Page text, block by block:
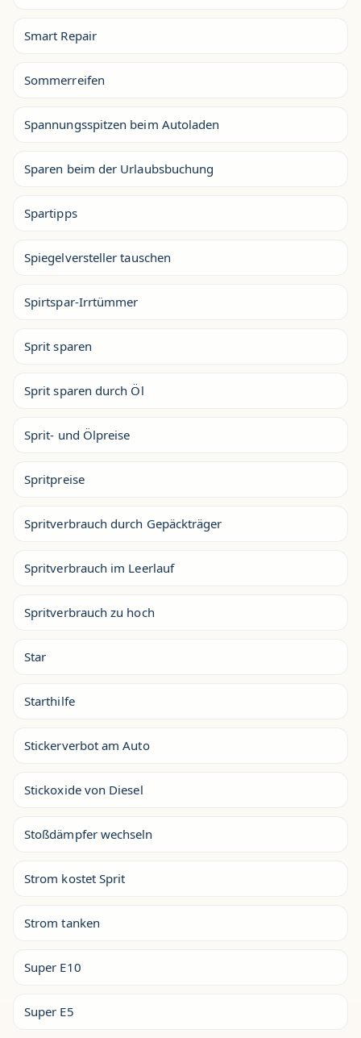
Smart Repair
Sommerreifen
Spannungsspitzen beim Autoladen
Sparen beim der Urlaubsbuchung
Spartipps
Spiegelversteller tauschen
Spirtspar-Irrtümmer
Sprit sparen
Sprit sparen durch Öl
Sprit- und Ölpreise
Spritpreise
Spritverbrauch durch Gepäckträger
Spritverbrauch im Leerlauf
Spritverbrauch zu hoch
Star
Starthilfe
Stickerverbot am Auto
Stickoxide von Diesel
Stoßdämpfer wechseln
Strom kostet Sprit
Strom tanken
Super E10
Super E5